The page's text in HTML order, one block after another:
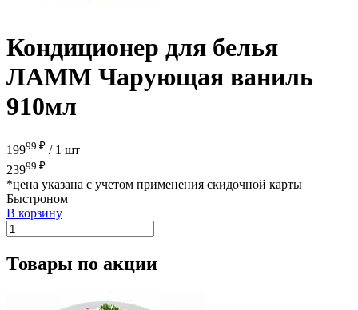
Кондиционер для белья
ЛАММ Чарующая ваниль
910мл
19999 ₽ / 1 шт
23999 ₽
*цена указана с учетом применения скидочной карты
Быстроном
В корзину
Товары по акции